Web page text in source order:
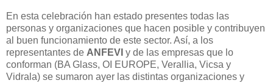
En esta celebración han estado presentes todas las
personas y organizaciones que hacen posible y contribuyen
al buen funcionamiento de este sector. Así, a los
representantes de ANFEVI y de las empresas que lo
conforman (BA Glass, OI EUROPE, Verallia, Vicsa y
Vidrala) se sumaron ayer las distintas organizaciones y